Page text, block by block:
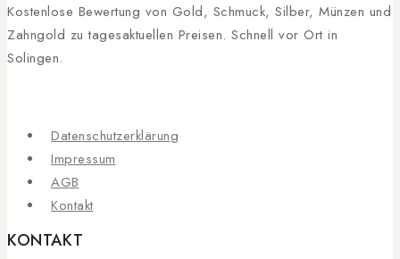
Kostenlose Bewertung von Gold, Schmuck, Silber, Münzen und
Zahngold zu tagesaktuellen Preisen. Schnell vor Ort in
Solingen.
Datenschutzerklärung
Impressum
AGB
Kontakt
KONTAKT